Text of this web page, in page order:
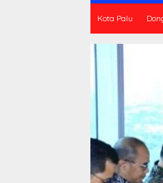
Kota Palu